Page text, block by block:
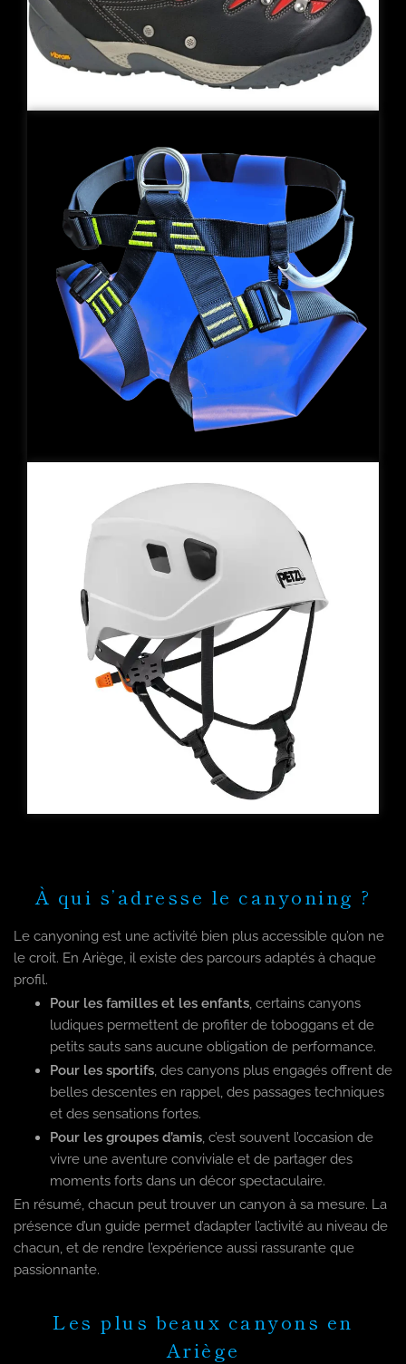
À qui s’adresse le canyoning ?
Le canyoning est une activité bien plus accessible qu’on ne
le croit. En Ariège, il existe des parcours adaptés à chaque
profil.
Pour les familles et les enfants, certains canyons
ludiques permettent de profiter de toboggans et de
petits sauts sans aucune obligation de performance.
Pour les sportifs, des canyons plus engagés offrent de
belles descentes en rappel, des passages techniques
et des sensations fortes.
Pour les groupes d’amis, c’est souvent l’occasion de
vivre une aventure conviviale et de partager des
moments forts dans un décor spectaculaire.
En résumé, chacun peut trouver un canyon à sa mesure. La
présence d’un guide permet d’adapter l’activité au niveau de
chacun, et de rendre l’expérience aussi rassurante que
passionnante.
Les plus beaux canyons en
Ariège